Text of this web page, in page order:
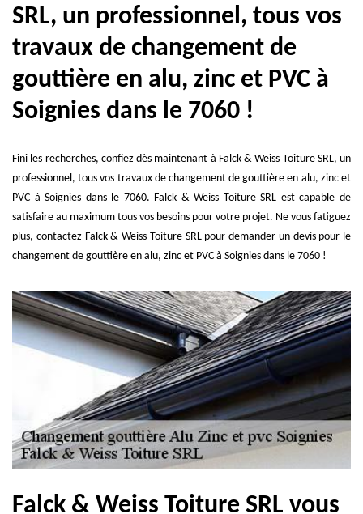
SRL, un professionnel, tous vos
travaux de changement de
gouttière en alu, zinc et PVC à
Soignies dans le 7060 !
Fini les recherches, confiez dès maintenant à Falck & Weiss Toiture SRL, un
professionnel, tous vos travaux de changement de gouttière en alu, zinc et
PVC à Soignies dans le 7060. Falck & Weiss Toiture SRL est capable de
satisfaire au maximum tous vos besoins pour votre projet. Ne vous fatiguez
plus, contactez Falck & Weiss Toiture SRL pour demander un devis pour le
changement de gouttière en alu, zinc et PVC à Soignies dans le 7060 !
Falck & Weiss Toiture SRL vous